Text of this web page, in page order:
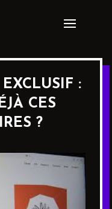
:
CES
?